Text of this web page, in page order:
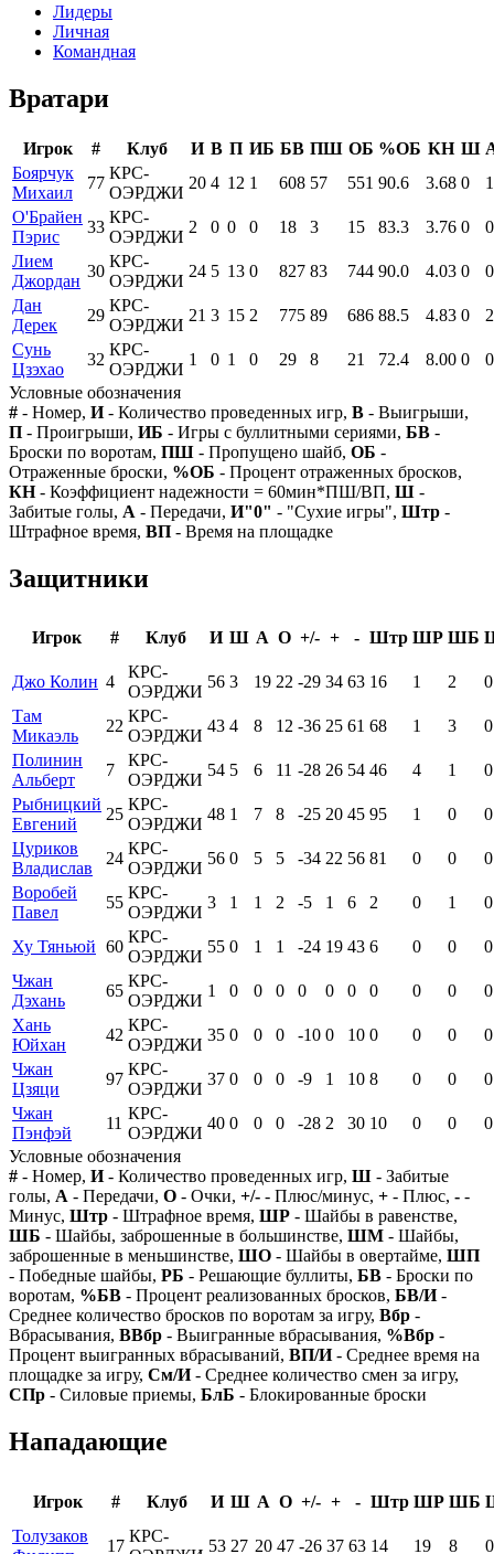
Лидеры
Личная
Командная
Вратари
Игрок # Клуб И В П ИБ БВ ПШ ОБ %ОБ КН Ш
Боярчук
Михаил
77
КРС-
ОЭРДЖИ
20 4 12 1 608 57 551 90.6 3.68 0
1
О'Брайен
Пэрис
33
КРС-
ОЭРДЖИ
2 0 0 0 18 3 15 83.3 3.76 0
0
Лием
Джордан
30
КРС-
ОЭРДЖИ
24 5 13 0 827 83 744 90.0 4.03 0
0
Дан
Дерек
29
КРС-
ОЭРДЖИ
21 3 15 2 775 89 686 88.5 4.83 0
2
Сунь
Цзэхао
32
КРС-
ОЭРДЖИ
1 0 1 0 29 8 21 72.4 8.00 0
0
Условные обозначения
# - Номер, И- Количество проведенных игр, В - Выигрыши,
П - Проигрыши, ИБ - Игры с буллитными сериями, БВ -
Броски по воротам, ПШ - Пропущено шайб, ОБ -
Отраженные броски, %ОБ - Процент отраженных бросков,
КН- Коэффициент надежности = 60мин*ПШ/ВП, Ш -
Забитые голы, А - Передачи, И"0" - "Сухие игры", Штр -
Штрафное время, ВП - Время на площадке
Защитники
Игрок # Клуб И Ш А О +/- + - Штр ШР ШБ
Джо Колин 4
КРС-
ОЭРДЖИ
56 3 19 22 -29 34 63 16 1 2
0
Там
Микаэль
22
КРС-
ОЭРДЖИ
43 4 8 12 -36 25 61 68 1 3
0
Полинин
Альберт
7
КРС-
ОЭРДЖИ
54 5 6 11 -28 26 54 46 4 1
0
Рыбницкий
Евгений
25
КРС-
ОЭРДЖИ
48 1 7 8 -25 20 45 95 1 0
0
Цуриков
Владислав
24
КРС-
ОЭРДЖИ
56 0 5 5 -34 22 56 81 0 0
0
Воробей
Павел
55
КРС-
ОЭРДЖИ
3 1 1 2 -5 1 6 2 0 1 0
Ху Тяньюй 60
КРС-
ОЭРДЖИ
55 0 1 1 -24 19 43 6 0 0
0
Чжан
Дэхань
65
КРС-
ОЭРДЖИ
1 0 0 0 0 0 0 0 0 0
0
Хань
Юйхан
42
КРС-
ОЭРДЖИ
35 0 0 0 -10 0 10 0 0 0
0
Чжан
Цзяци
97
КРС-
ОЭРДЖИ
37 0 0 0 -9 1 10 8 0 0
0
Чжан
Пэнфэй
11
КРС-
ОЭРДЖИ
40 0 0 0 -28 2 30 10 0 0
0
Условные обозначения
# - Номер, И- Количество проведенных игр, Ш - Забитые
голы, А - Передачи, О - Очки, +/- - Плюс/минус, + - Плюс, - -
Минус, Штр - Штрафное время, ШР - Шайбы в равенстве,
ШБ - Шайбы, заброшенные в большинстве, ШМ - Шайбы,
заброшенные в меньшинстве, ШО - Шайбы в овертайме, ШП
- Победные шайбы, РБ - Решающие буллиты, БВ - Броски по
воротам, %БВ - Процент реализованных бросков, БВ/И-
Среднее количество бросков по воротам за игру, Вбр -
Вбрасывания, ВВбр - Выигранные вбрасывания, %Вбр -
Процент выигранных вбрасываний, ВП/И- Среднее время на
площадке за игру, См/И- Среднее количество смен за игру,
СПр - Силовые приемы, БлБ - Блокированные броски
Нападающие
Игрок # Клуб И Ш А О +/- + - Штр ШР ШБ
Толузаков
17
КРС-
53 27 20 47 -26 37 63 14 19 8 0